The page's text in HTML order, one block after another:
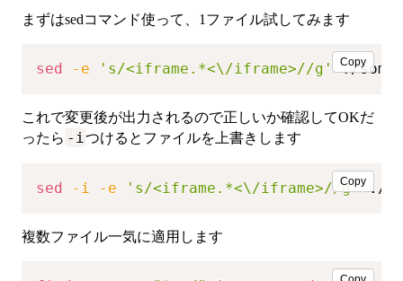
まずはsedコマンド使って、1ファイル試してみます
sed -e 's/<iframe.*<\/iframe>//g' ./Copy
これで変更後が出力されるので正しいか確認してOKだ
ったら -i つけるとファイルを上書きします
sed -i -e 's/<iframe.*<\/iframe>//g' ./
Copy
複数ファイル一気に適用します